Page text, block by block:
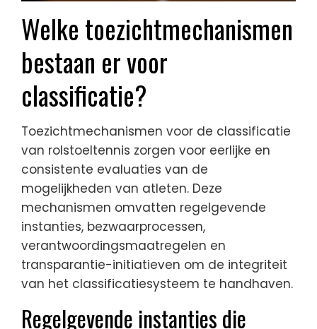
Welke toezichtmechanismen
bestaan er voor
classificatie?
Toezichtmechanismen voor de classificatie
van rolstoeltennis zorgen voor eerlijke en
consistente evaluaties van de
mogelijkheden van atleten. Deze
mechanismen omvatten regelgevende
instanties, bezwaarprocessen,
verantwoordingsmaatregelen en
transparantie-initiatieven om de integriteit
van het classificatiesysteem te handhaven.
Regelgevende instanties die